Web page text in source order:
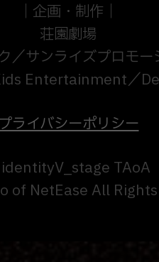
｜企画・制作｜
荘園劇場
／サンライズプロモ
Entertainment／
プライバシーポリシー
TAoA
of NetEase All